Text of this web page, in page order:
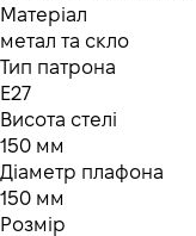
Матеріал
метал та скло
Тип патрона
Е27
Висота стелі
150 мм
Діаметр плафона
150 мм
Розмір